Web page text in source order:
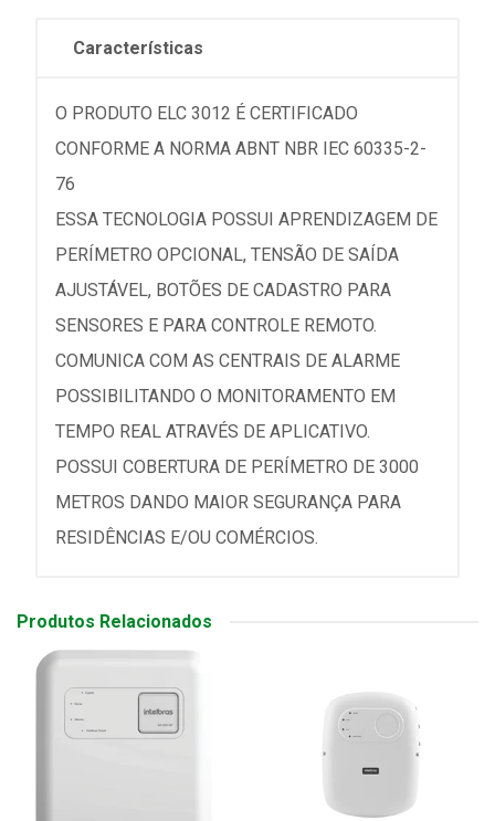
Características
O PRODUTO ELC 3012 É CERTIFICADO
CONFORME A NORMA ABNT NBR IEC 60335-2-
76
ESSA TECNOLOGIA POSSUI APRENDIZAGEM DE
PERÍMETRO OPCIONAL, TENSÃO DE SAÍDA
AJUSTÁVEL, BOTÕES DE CADASTRO PARA
SENSORES E PARA CONTROLE REMOTO.
COMUNICA COM AS CENTRAIS DE ALARME
POSSIBILITANDO O MONITORAMENTO EM
TEMPO REAL ATRAVÉS DE APLICATIVO.
POSSUI COBERTURA DE PERÍMETRO DE 3000
METROS DANDO MAIOR SEGURANÇA PARA
RESIDÊNCIAS E/OU COMÉRCIOS.
Produtos Relacionados